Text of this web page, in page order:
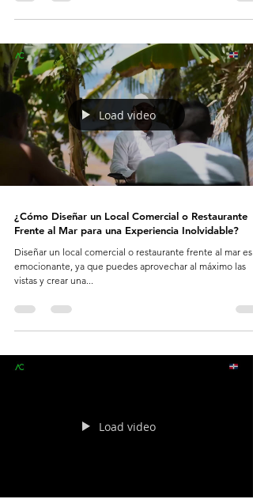
Load video
¿Cómo Diseñar un Local Comercial o Restaurante
Frente al Mar para una Experiencia Inolvidable?
Diseñar un local comercial o restaurante frente al mar es
emocionante, ya que puedes aprovechar al máximo las
vistas y crear una...
Load video